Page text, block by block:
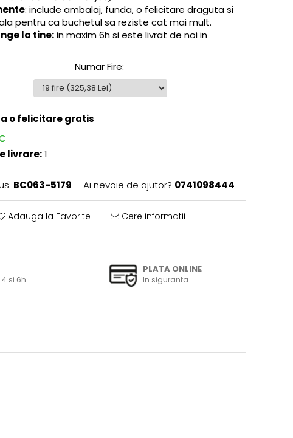
: include ambalaj, funda, o felicitare draguta si
pentru ca buchetul sa reziste cat mai mult.
la tine:in maxim 6h si este livrat de noi in
Numar Fire:
o felicitare gratis
livrare:1
BC063-5179 Ai nevoie de ajutor? 0741098444
Adauga la Favorite Cere informatii
si 6h
PLATA ONLINE
In siguranta